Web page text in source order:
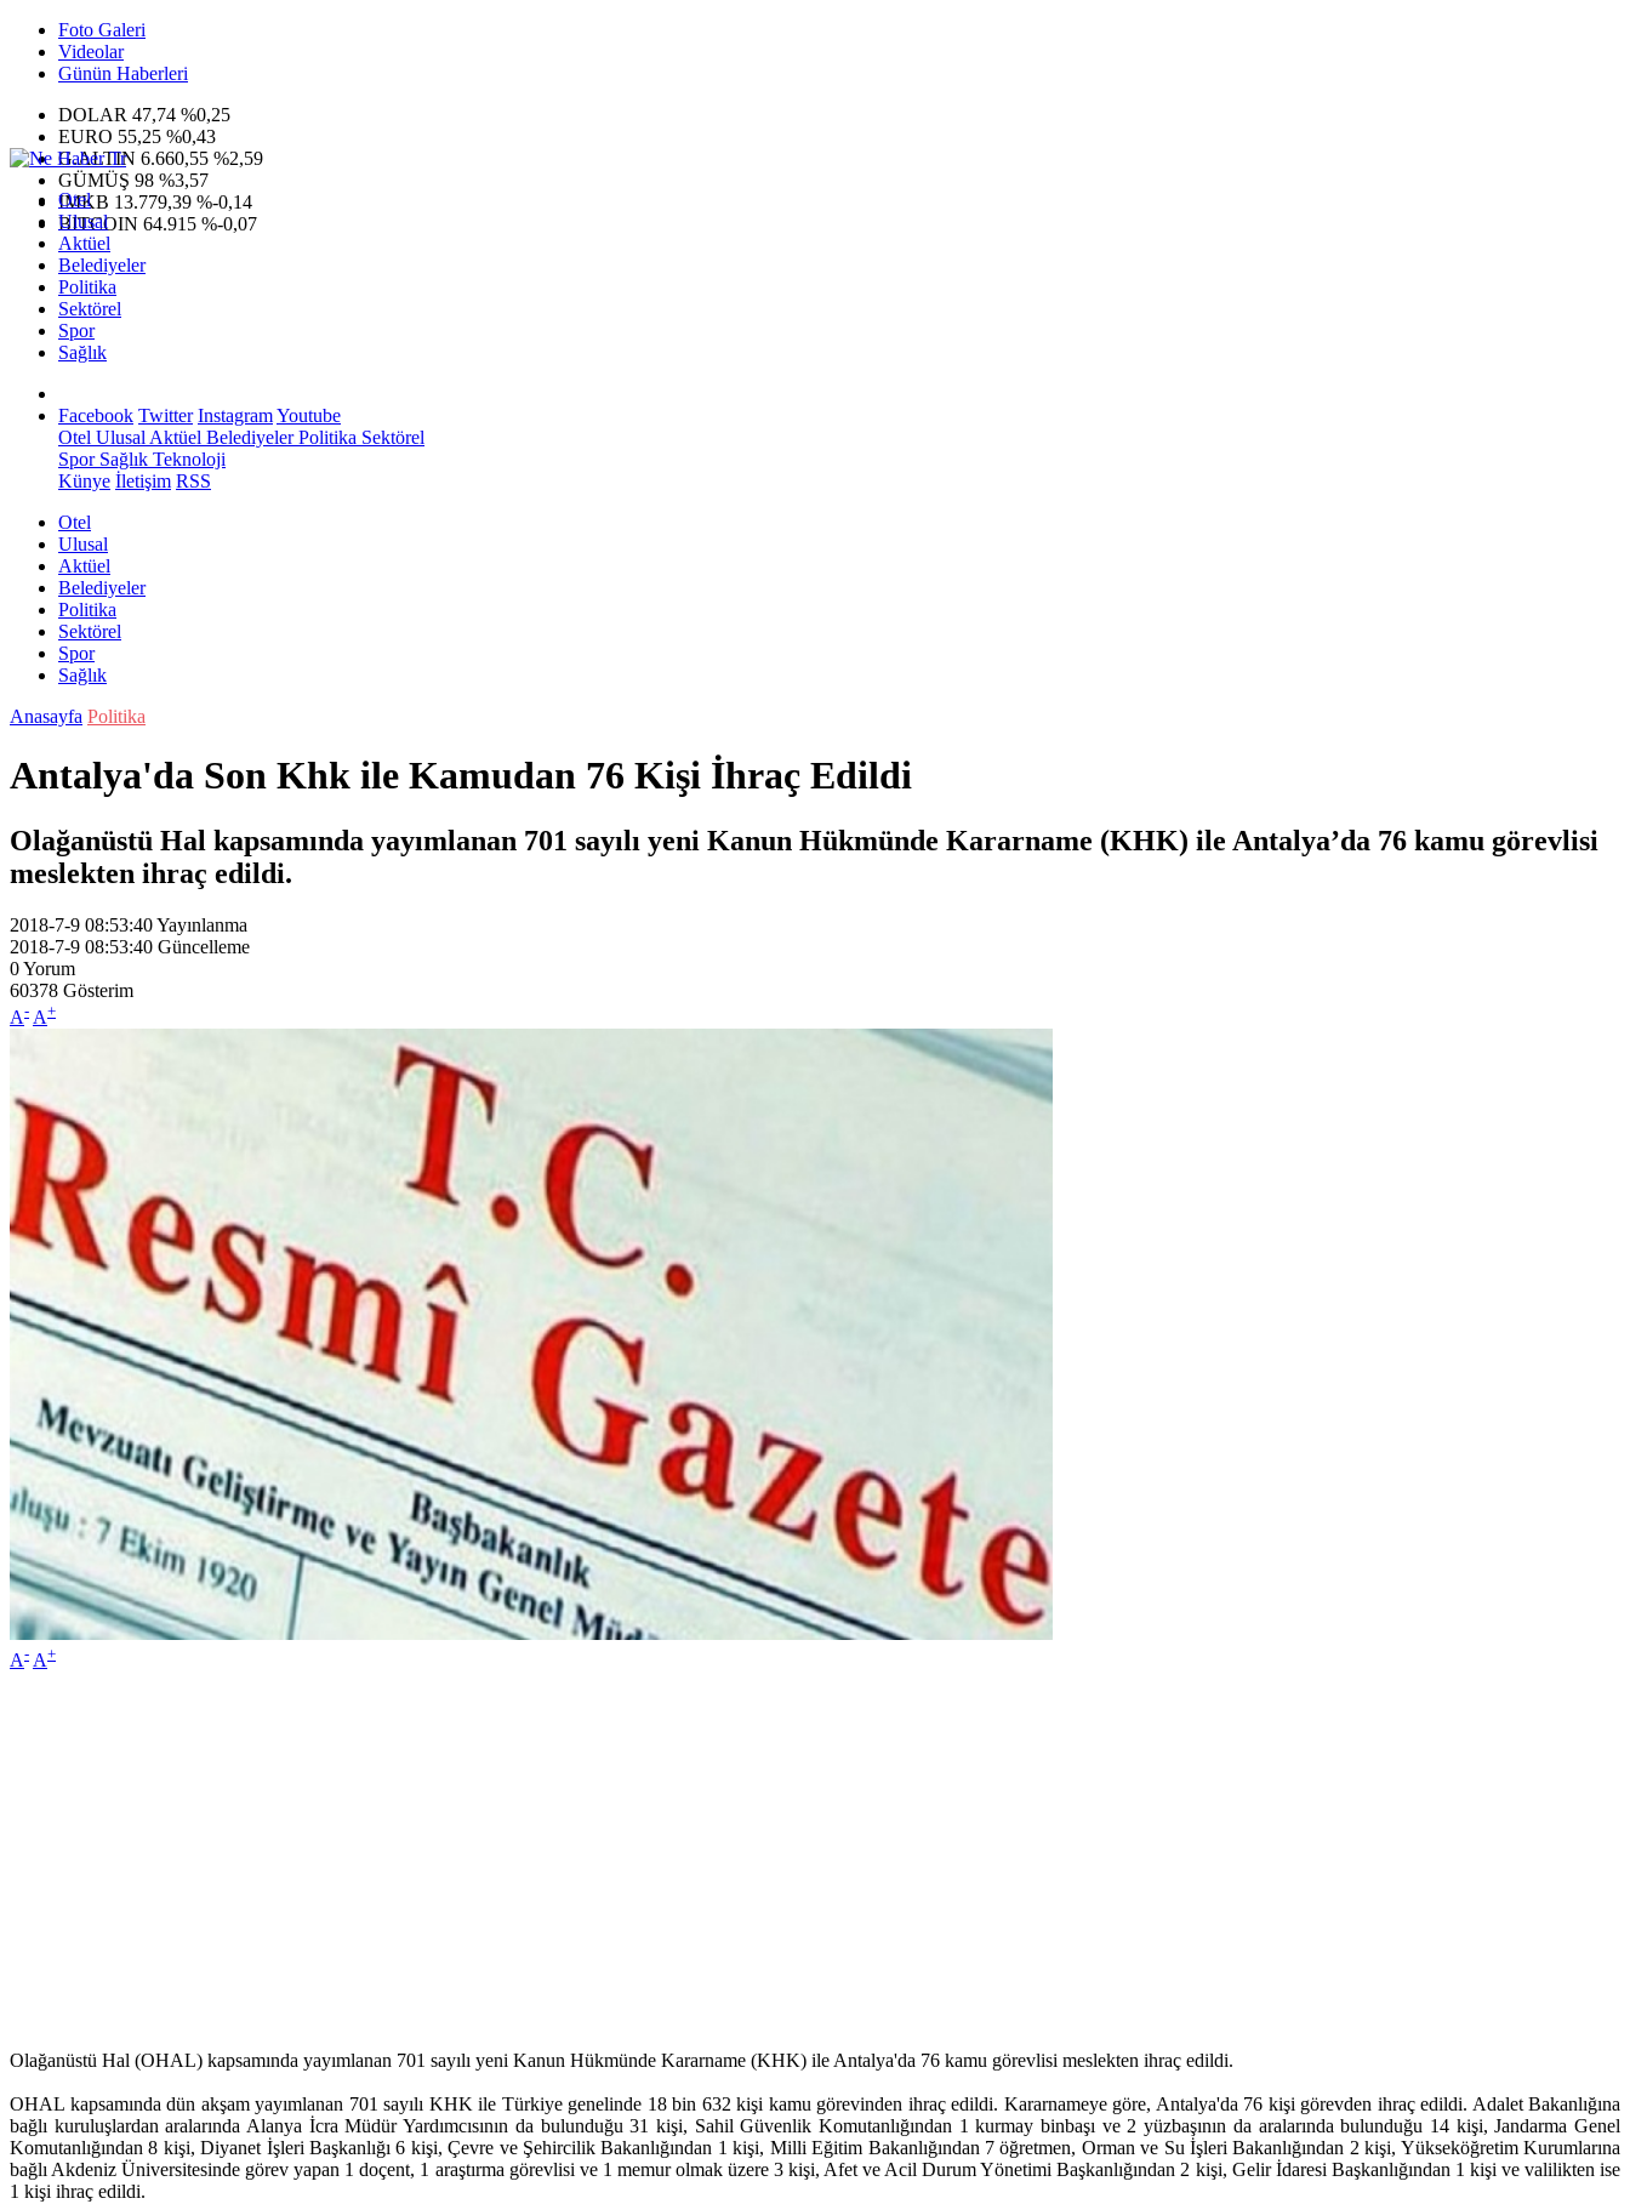
Foto Galeri
Videolar
Günün Haberleri
DOLAR 47,74 %0,25
EURO 55,25 %0,43
G.ALTIN 6.660,55 %2,59
GÜMÜŞ 98 %3,57
IMKB 13.779,39 %-0,14
BITCOIN 64.915 %-0,07
Otel
Ulusal
Aktüel
Belediyeler
Politika
Sektörel
Spor
Sağlık
Facebook Twitter InstagramYoutube
Otel Ulusal Aktüel BelediyelerPolitika Sektörel
SporSağlık Teknoloji
Künye İletişim RSS
Otel
Ulusal
Aktüel
Belediyeler
Politika
Sektörel
Spor
Sağlık
Anasayfa Politika
Antalya'da Son Khk ile Kamudan 76 Kişi İhraç Edildi
Olağanüstü Hal kapsamında yayımlanan 701 sayılı yeni Kanun Hükmünde Kararname (KHK) ile Antalya’da 76 kamu görevlisi
meslekten ihraç edildi.
2018-7-9 08:53:40Yayınlanma
2018-7-9 08:53:40 Güncelleme
0Yorum
60378 Gösterim
A- A+
A- A+
Olağanüstü Hal (OHAL) kapsamında yayımlanan 701 sayılı yeni Kanun Hükmünde Kararname (KHK) ile Antalya'da 76 kamu görevlisi meslekten ihraç edildi.
OHAL kapsamında dün akşam yayımlanan 701 sayılı KHK ile Türkiye genelinde 18 bin 632 kişi kamu görevinden ihraç edildi. Kararnameye göre, Antalya'da 76 kişi görevden ihraç edildi. Adalet Bakanlığına
bağlı kuruluşlardan aralarında Alanya İcra Müdür Yardımcısının da bulunduğu 31 kişi, Sahil Güvenlik Komutanlığından 1 kurmay binbaşı ve 2 yüzbaşının da aralarında bulunduğu 14 kişi, Jandarma Genel
Komutanlığından 8 kişi, Diyanet İşleri Başkanlığı 6 kişi, Çevre ve Şehircilik Bakanlığından 1 kişi, Milli Eğitim Bakanlığından 7 öğretmen, Orman ve Su İşleri Bakanlığından 2 kişi, Yükseköğretim Kurumlarına
bağlı Akdeniz Üniversitesinde görev yapan 1 doçent, 1 araştırma görevlisi ve 1 memur olmak üzere 3 kişi, Afet ve Acil Durum Yönetimi Başkanlığından 2 kişi, Gelir İdaresi Başkanlığından 1 kişi ve valilikten ise
1 kişi ihraç edildi.